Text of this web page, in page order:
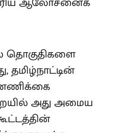
தொகுதிகளை
தமிழ்நாட்டின்
அது அமைய